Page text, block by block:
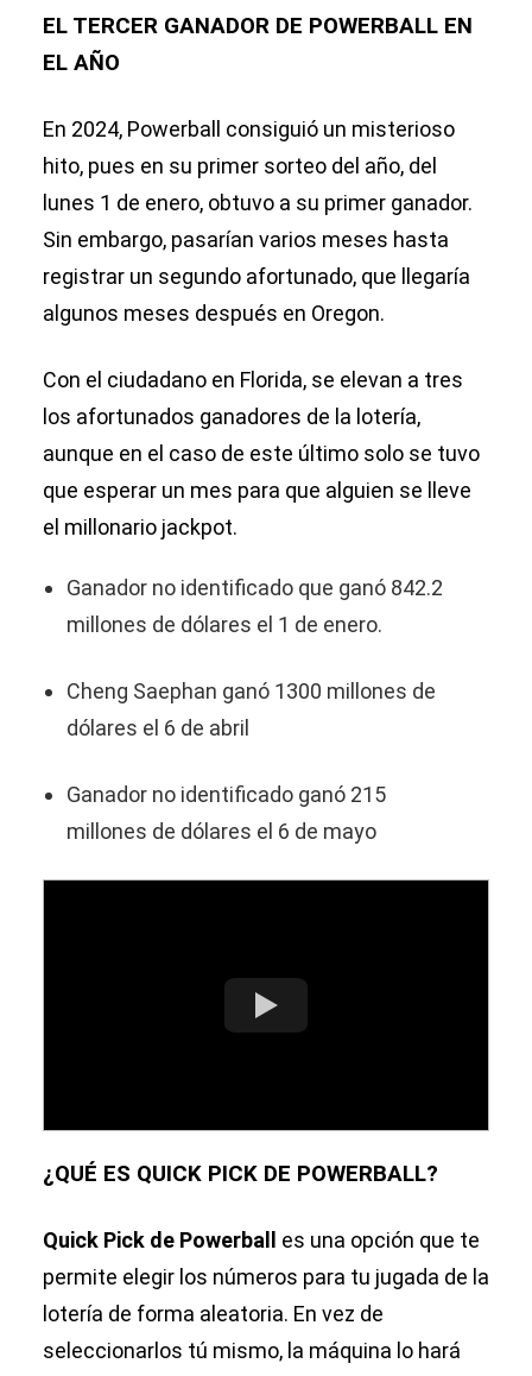
EL TERCER GANADOR DE POWERBALL EN
EL AÑO
En 2024, Powerball consiguió un misterioso
hito, pues en su primer sorteo del año, del
lunes 1 de enero, obtuvo a su primer ganador.
Sin embargo, pasarían varios meses hasta
registrar un segundo afortunado, que llegaría
algunos meses después en Oregon.
Con el ciudadano en Florida, se elevan a tres
los afortunados ganadores de la lotería,
aunque en el caso de este último solo se tuvo
que esperar un mes para que alguien se lleve
el millonario jackpot.
Ganador no identificado que ganó 842.2
millones de dólares el 1 de enero.
Cheng Saephan ganó 1300 millones de
dólares el 6 de abril
Ganador no identificado ganó 215
millones de dólares el 6 de mayo
¿QUÉ ES QUICK PICK DE POWERBALL?
Quick Pick de Powerball es una opción que te
permite elegir los números para tu jugada de la
lotería de forma aleatoria. En vez de
seleccionarlos tú mismo, la máquina lo hará